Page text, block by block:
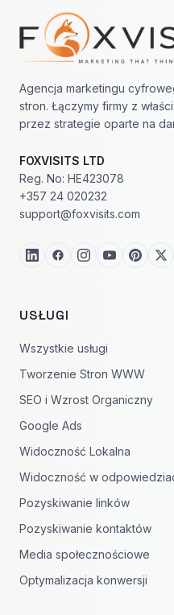
Nawigacja w stopce
Agencja marketingu
stron. Łączymy firmy z
przez strategie oparte na
FOXVISITS LTD
Reg. No: HE423078
+357 24 020232
support@foxvisits.com
USŁUGI
Wszystkie usługi
Tworzenie Stron WWW
SEO i Wzrost Organiczny
Google Ads
Widoczność Lokalna
Widoczność w
Pozyskiwanie linków
Pozyskiwanie kontaktów
Media społecznościowe
Optymalizacja konwersji